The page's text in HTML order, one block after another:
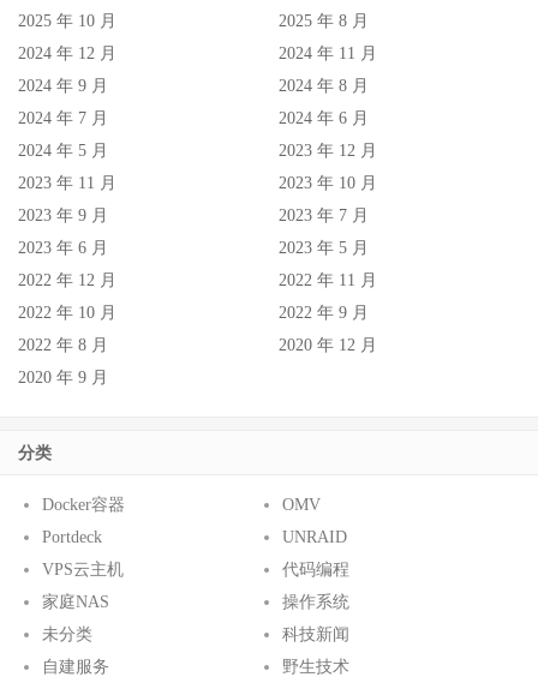
2025 年 10 月
2025 年 8 月
2024 年 12 月
2024 年 11 月
2024 年 9 月
2024 年 8 月
2024 年 7 月
2024 年 6 月
2024 年 5 月
2023 年 12 月
2023 年 11 月
2023 年 10 月
2023 年 9 月
2023 年 7 月
2023 年 6 月
2023 年 5 月
2022 年 12 月
2022 年 11 月
2022 年 10 月
2022 年 9 月
2022 年 8 月
2020 年 12 月
2020 年 9 月
分类
Docker容器
OMV
Portdeck
UNRAID
VPS云主机
代码编程
家庭NAS
操作系统
未分类
科技新闻
自建服务
野生技术